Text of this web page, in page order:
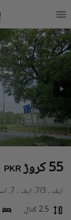
PKR 55 کروڑ
ایف ۔ 7/3، ایف ۔ 7، اسلام آباد، اسلام آباد کیپیٹل
2.5 کنال